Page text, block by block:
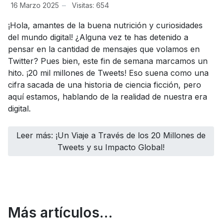
16 Marzo 2025
Visitas: 654
¡Hola, amantes de la buena nutrición y curiosidades
del mundo digital! ¿Alguna vez te has detenido a
pensar en la cantidad de mensajes que volamos en
Twitter? Pues bien, este fin de semana marcamos un
hito. ¡20 mil millones de Tweets! Eso suena como una
cifra sacada de una historia de ciencia ficción, pero
aquí estamos, hablando de la realidad de nuestra era
digital.
Leer más: ¡Un Viaje a Través de los 20 Millones de
Tweets y su Impacto Global!
Más artículos…